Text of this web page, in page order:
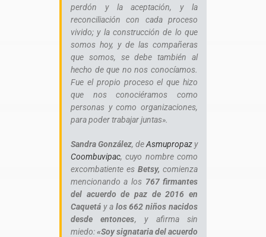
perdón y la aceptación, y la
reconciliación con cada proceso
vivido; y la construcción de lo que
somos hoy, y de las compañeras
que somos, se debe también al
hecho de que no nos conocíamos.
Fue el propio proceso el que hizo
que nos conociéramos como
personas y como organizaciones,
para poder trabajar juntas».
Sandra González, deAsmupropaz y
Coombuvipac, cuyo nombre como
excombatiente esBetsy,comienza
mencionando a los 767 firmantes
del acuerdo de paz de 2016 en
Caquetá y a los 662 niños nacidos
desde entonces, y afirma sin
miedo:«Soy signataria del acuerdo